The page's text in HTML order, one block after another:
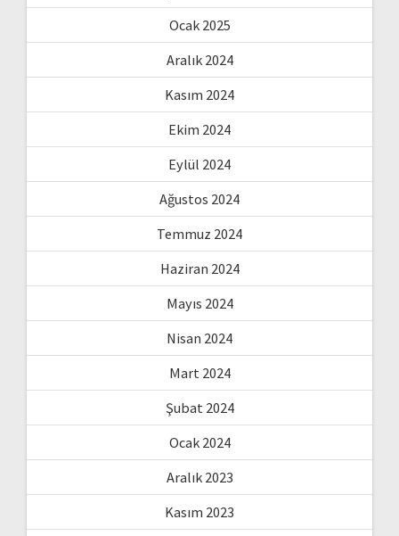
Ocak 2025
Aralık 2024
Kasım 2024
Ekim 2024
Eylül 2024
Ağustos 2024
Temmuz 2024
Haziran 2024
Mayıs 2024
Nisan 2024
Mart 2024
Şubat 2024
Ocak 2024
Aralık 2023
Kasım 2023